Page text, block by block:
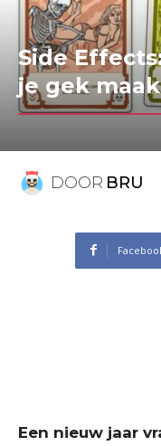
Side
je gek
DOOR BRU
Een nieuw jaar